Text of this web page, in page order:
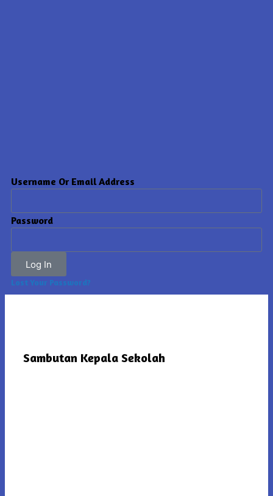
Username Or Email Address
Password
Log In
Lost Your Password?
Sambutan Kepala Sekolah